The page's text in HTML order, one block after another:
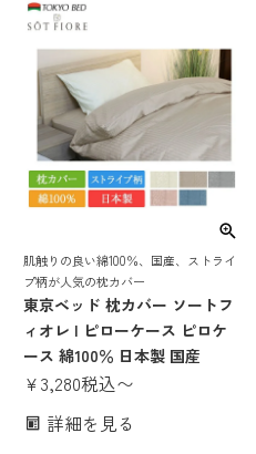
肌触りの良い綿100％、国産、ストライ
プ柄が人気の枕カバー
東京ベッド 枕カバー ソートフ
ィオレ | ピローケース ピロケ
ース 綿100％ 日本製 国産
¥3,280税込〜
詳細を見る